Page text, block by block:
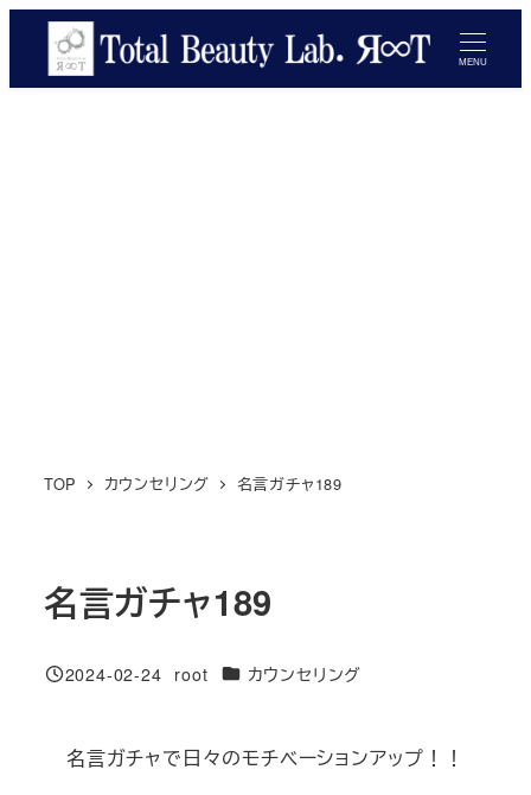
ン
MENU
TOP カウンセリング 名言ガチャ189
名言ガチャ189
投稿日
2024-02-24
著
root カテゴリー
カウンセリング
名言ガチャで日々のモチベーションアップ！！